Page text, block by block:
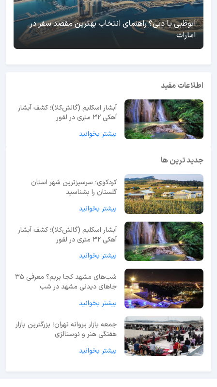
ابوظبی یا دبی؟ راهنمای انتخاب بهترین مقصد سفر در
امارات
اطلاعات مفید
آبشار اسکلیم (گالش‌کلا)؛ کشف آبشار
آهکی ۳۲ متری در لفور
بیشتر بخوانید
جدید ترین ها
کردکوی؛ سرسبزترین شهر استان
گلستان را بشناسید
بیشتر بخوانید
آبشار اسکلیم (گالش‌کلا)؛ کشف آبشار
آهکی ۳۲ متری در لفور
بیشتر بخوانید
شب‌های مشهد کجا بریم؟ معرفی 35
جاهای دیدنی مشهد در شب
بیشتر بخوانید
جمعه بازار پروانه تهران؛ بزرگترین بازار
هفتگی هنر و نوستالژی
بیشتر بخوانید